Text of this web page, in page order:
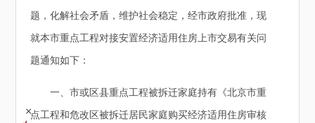
题，化解社会矛盾，维护社会稳定，经市政府批准，现
就本市重点工程对接安置经济适用住房上市交易有关问
题通知如下：
一、市或区县重点工程被拆迁家庭持有《北京市重
点工程和危改区被拆迁居民家庭购买经济适用住房审核
+